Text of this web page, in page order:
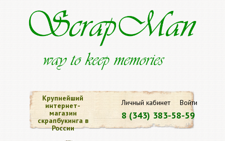
Личный кабинет Войти
8 (343) 383-58-59
Крупнейший
интернет-
магазин
скрапбукинга в
России